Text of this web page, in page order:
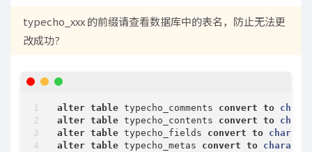
typecho_xxx 的前缀请查看数据库中的表名，防止无法更
改成功?
alter table typecho_comments convert to
alter table typecho_contents convert to
alter table typecho_fields convert to
alter table typecho_metas convert to